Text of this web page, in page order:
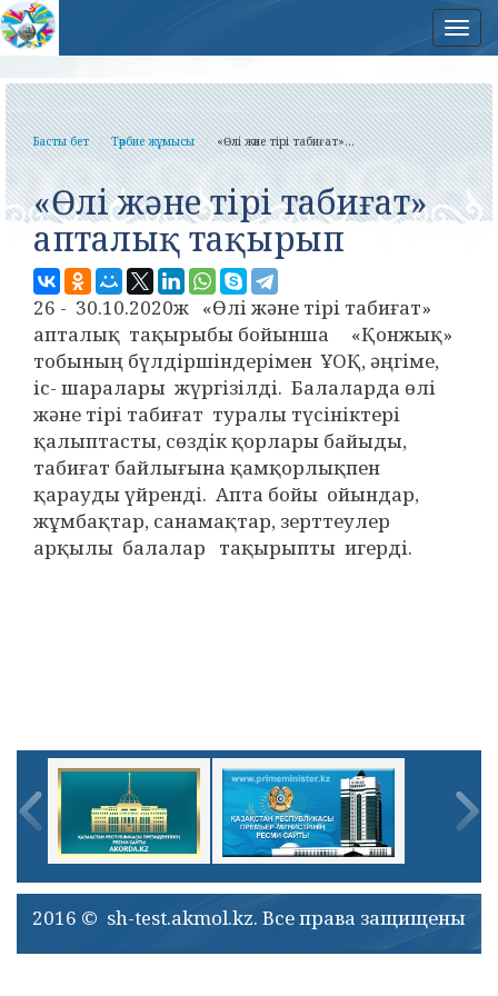
Басты бет Тәрбие жұмысы «Өлі және тірі табиғат»...
«Өлі және тірі табиғат»
апталық тақырып
26 - 30.10.2020ж «Өлі және тірі табиғат»
апталық тақырыбы бойынша «Қонжық»
тобының бүлдіршіндерімен ҰОҚ, әңгіме,
іс- шаралары жүргізілді. Балаларда өлі
және тірі табиғат туралы түсініктері
қалыптасты, сөздік қорлары байыды,
табиғат байлығына қамқорлықпен
қарауды үйренді. Апта бойы ойындар,
жұмбақтар, санамақтар, зерттеулер
арқылы балалар тақырыпты игерді.
2016 © sh-test.akmol.kz. Все права защищены